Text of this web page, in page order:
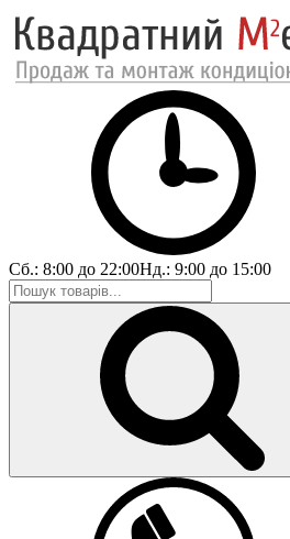
Сб.: 8:00 до 22:00Нд.: 9:00 до 15:00